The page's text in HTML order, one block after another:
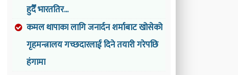
हुदैँ भारततिर...
कमल थापाका लागि जनार्दन शर्माबाट खोसेको
गृहमन्त्रालय गच्छदारलाई दिने तयारी गरेपछि
हंगामा